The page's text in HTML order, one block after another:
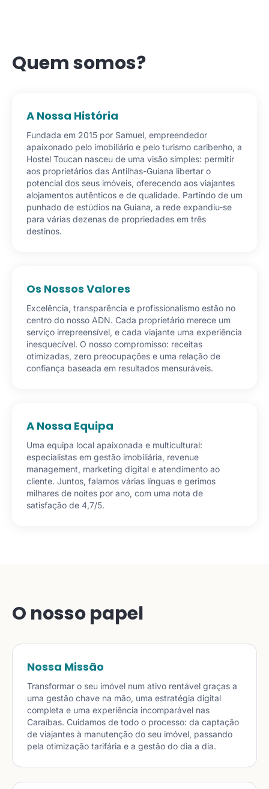
Quem somos?
A Nossa História
Fundada em 2015 por Samuel, empreendedor
apaixonado pelo imobiliário e pelo turismo caribenho, a
Hostel Toucan nasceu de uma visão simples: permitir
aos proprietários das Antilhas-Guiana libertar o
potencial dos seus imóveis, oferecendo aos viajantes
alojamentos autênticos e de qualidade. Partindo de um
punhado de estúdios na Guiana, a rede expandiu-se
para várias dezenas de propriedades em três
destinos.
Os Nossos Valores
Excelência, transparência e profissionalismo estão no
centro do nosso ADN. Cada proprietário merece um
serviço irrepreensível, e cada viajante uma experiência
inesquecível. O nosso compromisso: receitas
otimizadas, zero preocupações e uma relação de
confiança baseada em resultados mensuráveis.
A Nossa Equipa
Uma equipa local apaixonada e multicultural:
especialistas em gestão imobiliária, revenue
management, marketing digital e atendimento ao
cliente. Juntos, falamos várias línguas e gerimos
milhares de noites por ano, com uma nota de
satisfação de 4,7/5.
O nosso papel
Nossa Missão
Transformar o seu imóvel num ativo rentável graças a
uma gestão chave na mão, uma estratégia digital
completa e uma experiência incomparável nas
Caraíbas. Cuidamos de todo o processo: da captação
de viajantes à manutenção do seu imóvel, passando
pela otimização tarifária e a gestão do dia a dia.